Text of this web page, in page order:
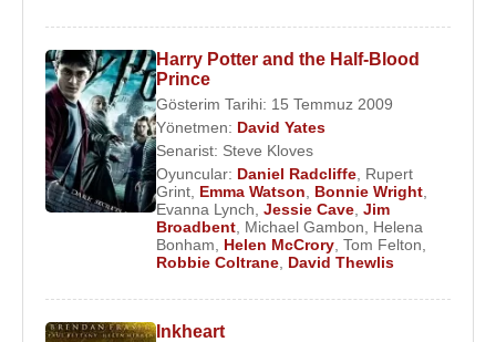
Harry Potter and the Half-Blood
Prince
Gösterim Tarihi: 15 Temmuz 2009
Yönetmen: David Yates
Senarist: Steve Kloves
Oyuncular: Daniel Radcliffe Rupert
Grint Emma Watson Bonnie Wright
Evanna Lynch Jessie Cave Jim
Broadbent Michael Gambon
Helena
Bonham
Helen McCrory Tom Felton
Robbie Coltrane David Thewlis
Inkheart